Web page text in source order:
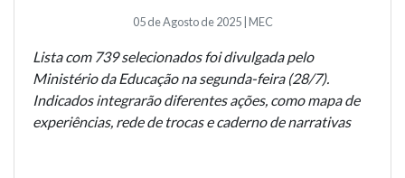
05 de Agosto de 2025 | MEC
Lista com 739 selecionados foi divulgada pelo
Ministério da Educação na segunda-feira (28/7).
Indicados integrarão diferentes ações, como mapa de
experiências, rede de trocas e caderno de narrativas